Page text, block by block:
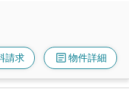
請求 article物件詳細